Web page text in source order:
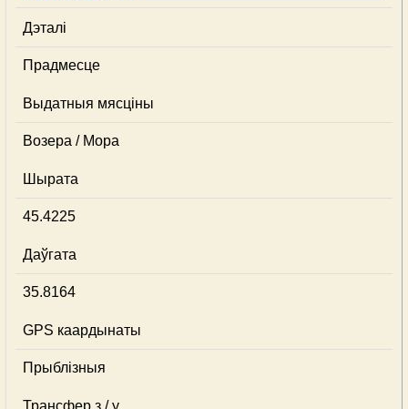
Дэталі
Прадмесце
Выдатныя мясціны
Возера / Мора
Шырата
45.4225
Даўгата
35.8164
GPS каардынаты
Прыблізныя
Трансфер з / у